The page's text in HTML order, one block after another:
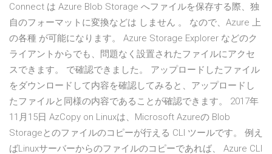
Connect は Azure Blob Storage へファイルを保存する際、独
自のフォーマットに変換などは しません 。 なので、Azure 上
の各種 が可能になります。 Azure Storage Explorer などのク
ライアントからでも、問題なく設置されたファイルにアクセ
スできます。 で確認できました。 アップロードしたファイル
をダウンロードして内容を確認してみると、アップロードし
たファイルと同様の内容であることが確認できます。 2017年
11月15日 AzCopy on Linuxは、Microsoft Azureの Blob
Storageとのファイルのコピーが行える CLI ツールです。 例え
ばLinuxサーバーからのファイルのコピーであれば、 Azure CLI